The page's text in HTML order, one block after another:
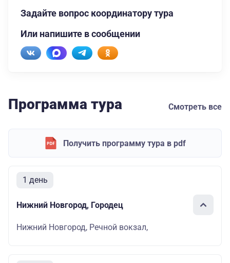
Задайте вопрос координатору тура
Или напишите в сообщении
Программа тура Смотреть все
Получить программу тура в pdf
1 день
Нижний Новгород, Городец
Нижний Новгород, Речной вокзал,